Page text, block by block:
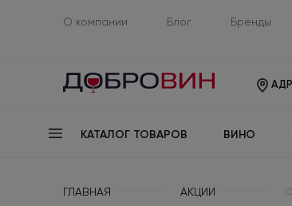
О компании Блог Бренды
КАТАЛОГ ТОВАРОВ ВИНО
ГЛАВНАЯ АКЦИИ